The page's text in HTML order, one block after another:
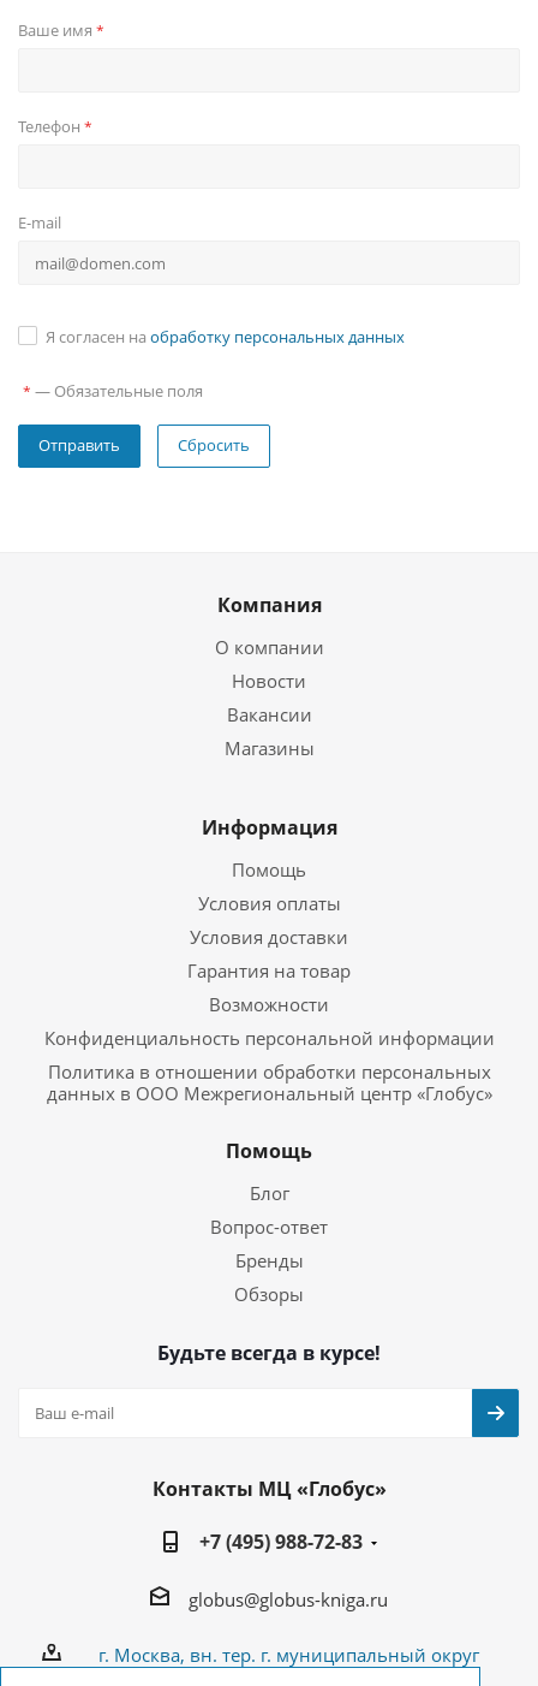
Ваше имя *
Телефон *
E-mail
Я согласен на обработку персональных данных
* — Обязательные поля
Сбросить
Компания
О компании
Новости
Вакансии
Магазины
Информация
Помощь
Условия оплаты
Условия доставки
Гарантия на товар
Возможности
Конфиденциальность персональной информации
Политика в отношении обработки персональных
данных в ООО Межрегиональный центр «Глобус»
Помощь
Блог
Вопрос-ответ
Бренды
Обзоры
Будьте всегда в курсе!
Контакты МЦ «Глобус»
+7 (495) 988-72-83
globus@globus-kniga.ru
г. Москва, вн. тер. г. муниципальный округ